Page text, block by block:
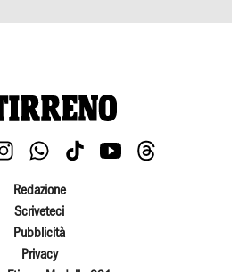
Redazione
Scriveteci
Pubblicità
Privacy